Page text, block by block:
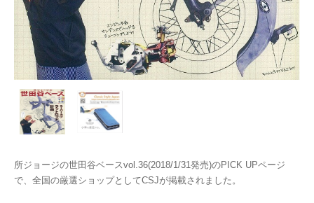
所ジョージの世田谷ベースvol.36(2018/1/31発売)のPICK UPページ
で、全国の厳選ショップとしてCSJが掲載されました。